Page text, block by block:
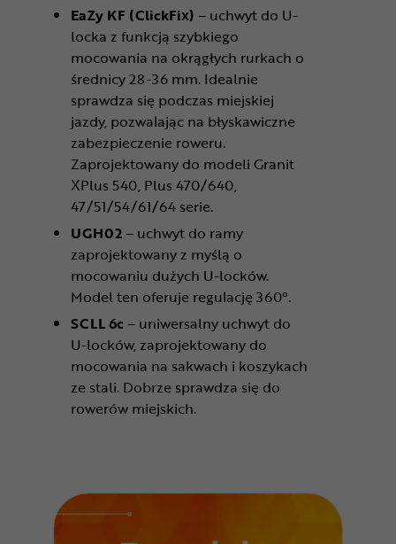
EaZy KF (ClickFix) – uchwyt do U-
locka z funkcją szybkiego
mocowania na okrągłych rurkach o
średnicy 28-36 mm. Idealnie
sprawdza się podczas miejskiej
jazdy, pozwalając na błyskawiczne
zabezpieczenie roweru.
Zaprojektowany do modeli Granit
XPlus 540, Plus 470/640,
47/51/54/61/64 serie.
UGH02– uchwyt do ramy
zaprojektowany z myślą o
mocowaniu dużych U-locków.
Model ten oferuje regulację 360°.
SCLL 6c – uniwersalny uchwyt do
U-locków, zaprojektowany do
mocowania na sakwach i koszykach
ze stali. Dobrze sprawdza się do
rowerów miejskich.